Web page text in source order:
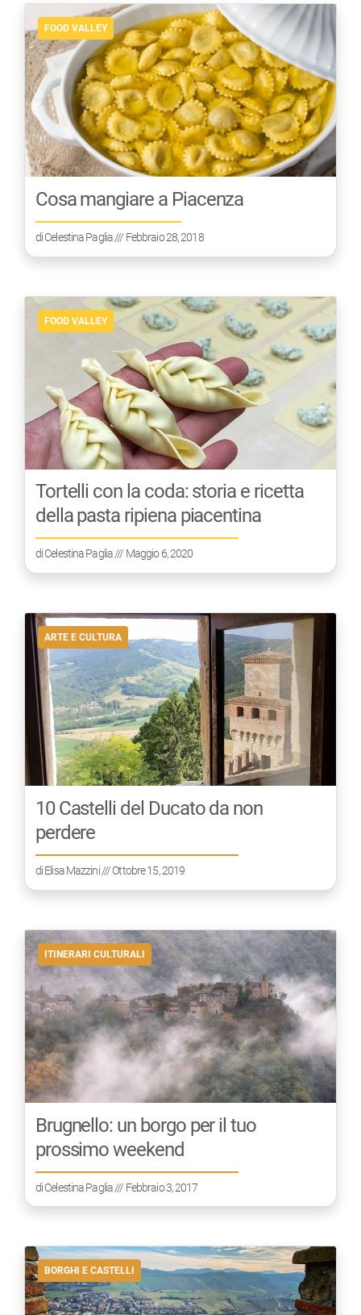
FOOD VALLEY
Cosa mangiare a Piacenza
diCelestina Paglia/// Febbraio 28, 2018
FOOD VALLEY
Tortelli con la coda: storia e ricetta
della pasta ripiena piacentina
diCelestina Paglia/// Maggio 6, 2020
ARTE E CULTURA
10 Castelli del Ducato da non
perdere
diElisa Mazzini/// Ottobre 15, 2019
ITINERARI CULTURALI
Brugnello: un borgo per il tuo
prossimo weekend
diCelestina Paglia/// Febbraio 3, 2017
BORGHI E CASTELLI